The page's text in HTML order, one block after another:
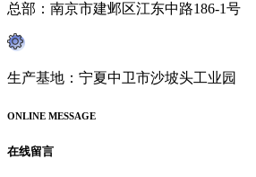
总部：南京市建邺区江东中路186-1号
生产基地：宁夏中卫市沙坡头工业园
ONLINE MESSAGE
在线留言